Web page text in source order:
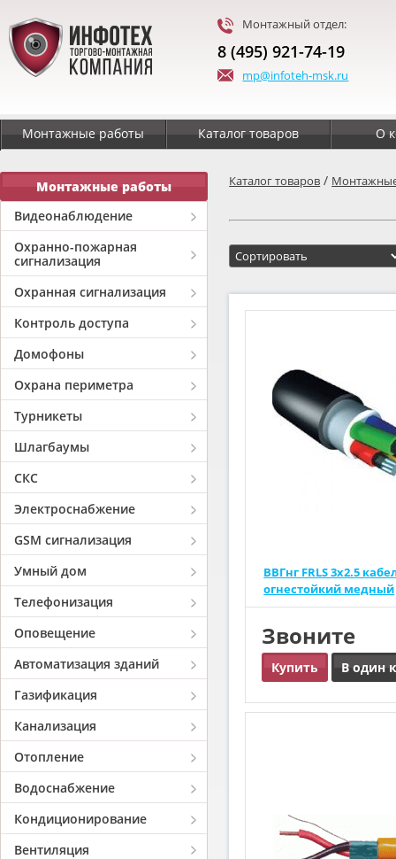
Монтажный отдел:
8 (495) 921-74-19
mp@infoteh-msk.ru
Монтажные работы Каталог товаров О
Монтажные работы
Видеонаблюдение
Охранно-пожарная
сигнализация
Охранная сигнализация
Контроль доступа
Домофоны
Охрана периметра
Турникеты
Шлагбаумы
СКС
Электроснабжение
GSM сигнализация
Умный дом
Телефонизация
Оповещение
Автоматизация зданий
Газификация
Канализация
Отопление
Водоснабжение
Кондиционирование
Вентиляция
Каталог товаров /
ВВГнг FRLS 3х2.5
огнестойкий медный
Звоните
Купить В один